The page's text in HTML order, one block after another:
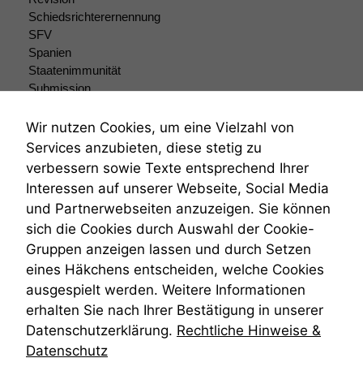
Schiedsrichterernennung
SFV
Spanien
Staatenimmunität
Submission
Teilungsklage
Venezuela
VRK
Wiederherstellungsanordnung
Zivilprozessordnung
ZPO
Zustellfiktion
Zuständigkeit
Öffentliches Personalrecht
Öffentlichkeitsprinzip
Wir nutzen Cookies, um eine Vielzahl von
Services anzubieten, diese stetig zu
verbessern sowie Texte entsprechend Ihrer
Interessen auf unserer Webseite, Social Media
und Partnerwebseiten anzuzeigen. Sie können
sich die Cookies durch Auswahl der Cookie-
Gruppen anzeigen lassen und durch Setzen
eines Häkchens entscheiden, welche Cookies
ausgespielt werden. Weitere Informationen
erhalten Sie nach Ihrer Bestätigung in unserer
Datenschutzerklärung. Rechtliche Hinweise &
Datenschutz
Auswertungen
können. Diese helfen
uns, unsere Website
zu verbessern.